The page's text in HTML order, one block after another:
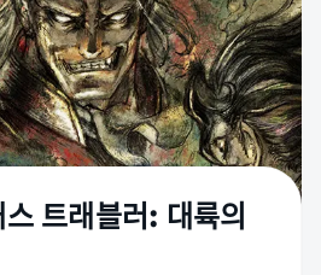
트래블러: 대륙의